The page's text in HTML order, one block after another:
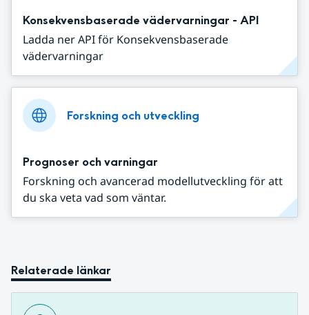
Konsekvensbaserade vädervarningar - API
Ladda ner API för Konsekvensbaserade
vädervarningar
Forskning och utveckling
Prognoser och varningar
Forskning och avancerad modellutveckling för att
du ska veta vad som väntar.
Relaterade länkar